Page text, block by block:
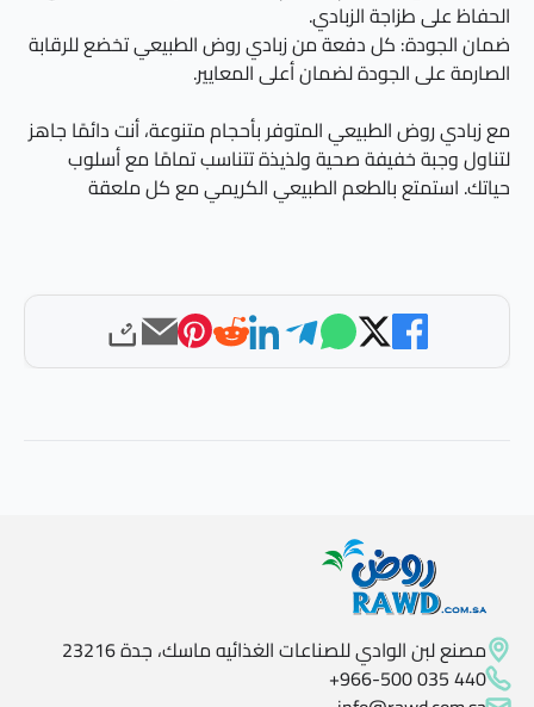
الحفاظ على طزاجة الزبادي.
ضمان الجودة: كل دفعة من زبادي روض الطبيعي تخضع للرقابة
الصارمة على الجودة لضمان أعلى المعايير.
مع زبادي روض الطبيعي المتوفر بأحجام متنوعة، أنت دائمًا جاهز
لتناول وجبة خفيفة صحية ولذيذة تتناسب تمامًا مع أسلوب
حياتك. استمتع بالطعم الطبيعي الكريمي مع كل ملعقة
مصنع لبن الوادي للصناعات الغذائيه ماسك، جدة 23216
+966-500 035 440